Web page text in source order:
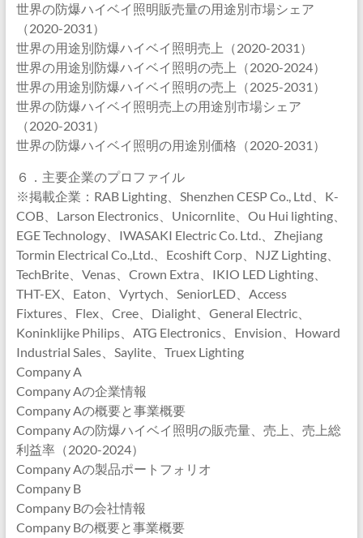
世界の防爆ハイベイ照明販売量の用途別市場シェア
（2020-2031）
世界の用途別防爆ハイベイ照明売上（2020-2031）
世界の用途別防爆ハイベイ照明の売上（2020-2024）
世界の用途別防爆ハイベイ照明の売上（2025-2031）
世界の防爆ハイベイ照明売上の用途別市場シェア
（2020-2031）
世界の防爆ハイベイ照明の用途別価格（2020-2031）
６．主要企業のプロファイル
※掲載企業：RAB Lighting、Shenzhen CESP Co., Ltd、K-
COB、Larson Electronics、Unicornlite、Ou Hui lighting、
EGE Technology、IWASAKI Electric Co. Ltd.、Zhejiang
Tormin Electrical Co.,Ltd.、Ecoshift Corp、NJZ Lighting、
TechBrite、Venas、Crown Extra、IKIO LED Lighting、
THT-EX、Eaton、Vyrtych、SeniorLED、Access
Fixtures、Flex、Cree、Dialight、General Electric、
Koninklijke Philips、ATG Electronics、Envision、Howard
Industrial Sales、Saylite、Truex Lighting
Company A
Company Aの企業情報
Company Aの概要と事業概要
Company Aの防爆ハイベイ照明の販売量、売上、売上総
利益率（2020-2024）
Company Aの製品ポートフォリオ
Company B
Company Bの会社情報
Company Bの概要と事業概要